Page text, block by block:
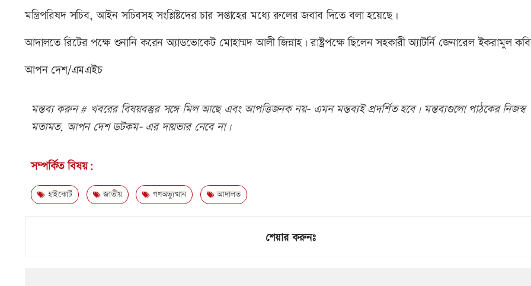
মন্ত্রিপরিষদ সচিব, আইন সচিবসহ সংশ্লিষ্টদের চার সপ্তাহের মধ্যে রুলের জবাব দিতে বলা হয়েছে।
আদালতে রিটের পক্ষে শুনানি করেন অ্যাডভোকেট মোহাম্মদ আলী জিন্নাহ। রাষ্ট্রপক্ষে ছিলেন সহকারী অ্যাটর্নি জেনারেল ইকরামুল
আপন দেশ/এমএইচ
মন্তব্য করুন # খবরের বিষয়বস্তুর সঙ্গে মিল আছে এবং আপত্তিজনক নয়- এমন মন্তব্যই প্রদর্শিত হবে। মন্তব্যগুলো পাঠকের নিজস্ব
মতামত, আপন দেশ ডটকম- এর দায়ভার নেবে না।
সম্পর্কিত বিষয়:
হাইকোর্ট জাতীয় গণঅভ্যুত্থান আদালত
শেয়ার করুনঃ